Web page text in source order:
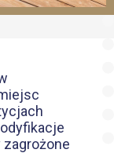
zagrożone